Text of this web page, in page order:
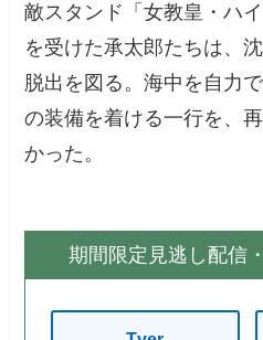
敵スタンド「女教皇・ハ
を受けた承太郎たちは、
脱出を図る。海中を自力
の装備を着ける一行を、
かった。
期間限定見逃し配信